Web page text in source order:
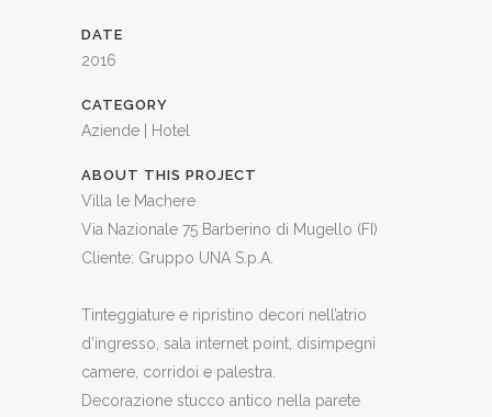
DATE
2016
CATEGORY
Aziende | Hotel
ABOUT THIS PROJECT
Villa le Machere
Via Nazionale 75 Barberino di Mugello (FI)
Cliente: Gruppo UNA S.p.A.
Tinteggiature e ripristino decori nell’atrio
d’ingresso, sala internet point, disimpegni
camere, corridoi e palestra.
Decorazione stucco antico nella parete